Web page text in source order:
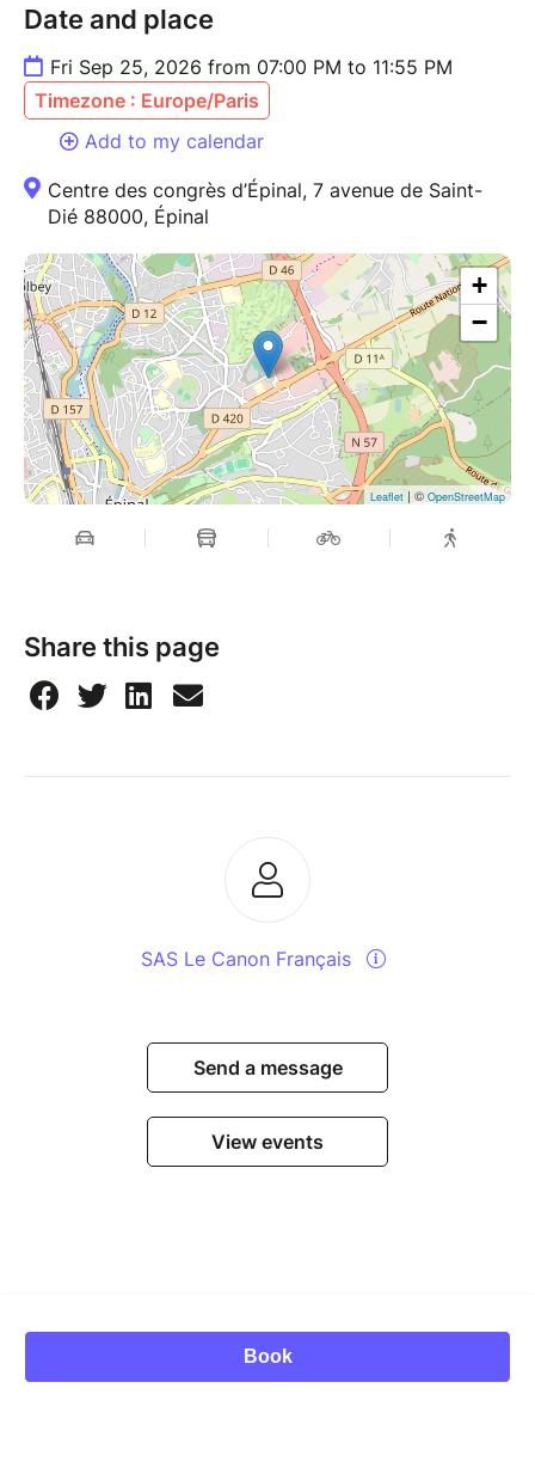
Date and place
Fri Sep 25, 2026 from 07:00 PM to 11:55 PM
Timezone : Europe/Paris
Add to my calendar
Centre des congrès d’Épinal, 7 avenue de Saint-
Dié 88000, Épinal
+
−
Leaflet | © OpenStreetMap
Share this page
SAS Le Canon Français
Send a message
View events
Legal Notice
Report this page
Book